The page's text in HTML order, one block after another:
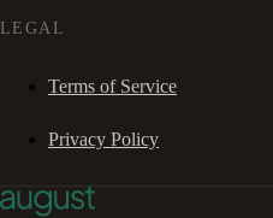
LEGAL
Terms of Service
Privacy Policy